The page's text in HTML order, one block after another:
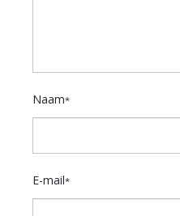
Naam*
E-mail*